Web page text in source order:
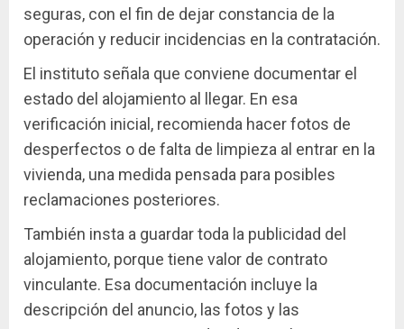
seguras, con el fin de dejar constancia de la
operación y reducir incidencias en la contratación.
El instituto señala que conviene documentar el
estado del alojamiento al llegar. En esa
verificación inicial, recomienda hacer fotos de
desperfectos o de falta de limpieza al entrar en la
vivienda, una medida pensada para posibles
reclamaciones posteriores.
También insta a guardar toda la publicidad del
alojamiento, porque tiene valor de contrato
vinculante. Esa documentación incluye la
descripción del anuncio, las fotos y las